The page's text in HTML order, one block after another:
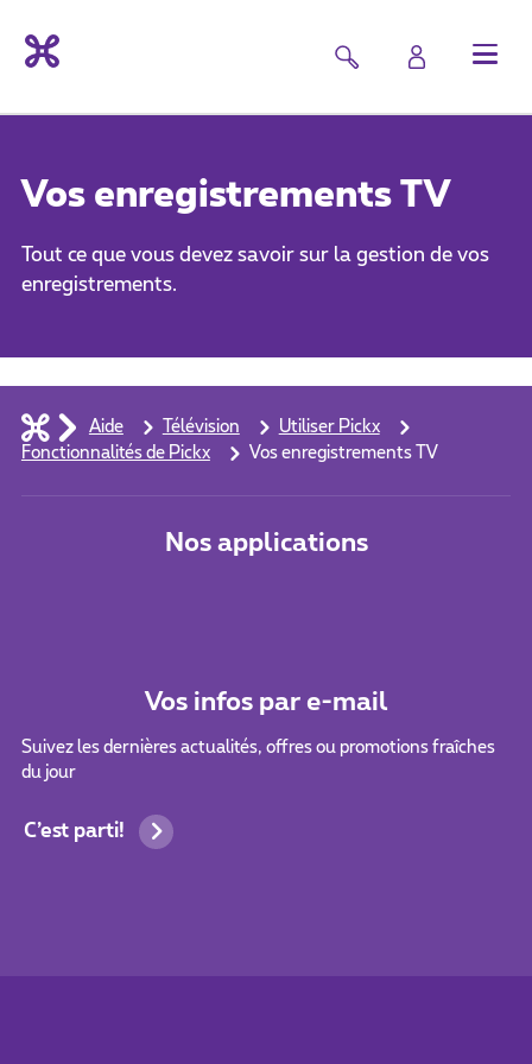
Vos enregistrements TV
Tout ce que vous devez savoir sur la gestion de vos
enregistrements.
Aide Télévision
Utiliser Pickx
Fonctionnalités de Pickx
Vos enregistrements TV
Nos applications
Vos infos par e-mail
Suivez les dernières actualités, offres ou promotions fraîches
du jour
C’est parti!